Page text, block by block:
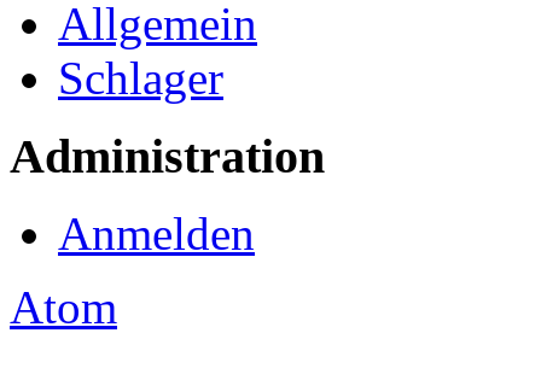
Allgemein
Schlager
Administration
Anmelden
Atom